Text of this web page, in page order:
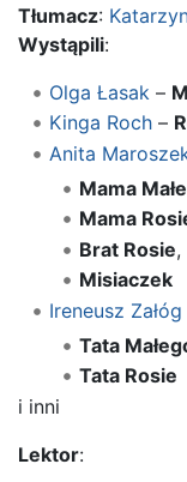
Tłumacz:
Wystąpili:
Olga Łasak –
Kinga Roch–
Anita
Mama
Mama
Brat Rosie,
Misiaczek
Ireneusz Załóg
Tata
Tata Rosie
i inni
Lektor: